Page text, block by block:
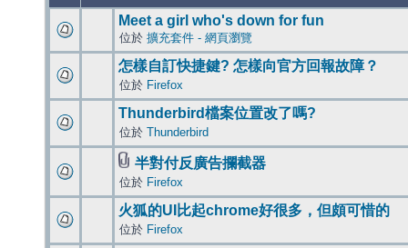
Meet a girl who's down for fun
位於 擴充套件 - 網頁瀏覽
怎樣自訂快捷鍵? 怎樣向官方回報故障？
位於 Firefox
Thunderbird檔案位置改了嗎?
位於 Thunderbird
半對付反廣告攔截器
位於 Firefox
火狐的UI比起chrome好很多，但頗可惜的
位於 Firefox